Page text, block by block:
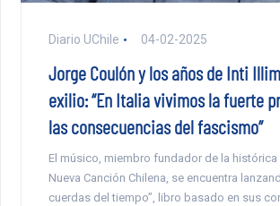
Diario UChile 04-02-2025
Jorge Coulón y los años de Inti
exilio: “En Italia vivimos la fuerte
las consecuencias del fascismo”
El músico, miembro fundador de la histórica
Nueva Canción Chilena, se encuentra
cuerdas del tiempo”, libro basado en sus